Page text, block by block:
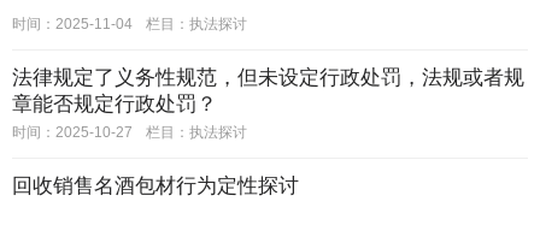
时间：2025-11-04 栏目： 执法探讨
法律规定了义务性规范，但未设定行政处罚，法规或者规
章能否规定行政处罚？
时间：2025-10-27 栏目： 执法探讨
回收销售名酒包材行为定性探讨